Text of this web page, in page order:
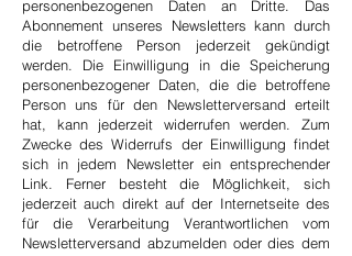
personenbezogenen Daten an Dritte. Das
Abonnement unseres Newsletters kann durch
die betroffene Person jederzeit gekündigt
werden. Die Einwilligung in die Speicherung
personenbezogener Daten, die die betroffene
Person uns für den Newsletterversand erteilt
hat, kann jederzeit widerrufen werden. Zum
Zwecke des Widerrufs der Einwilligung findet
sich in jedem Newsletter ein entsprechender
Link. Ferner besteht die Möglichkeit, sich
jederzeit auch direkt auf der Internetseite des
für die Verarbeitung Verantwortlichen vom
Newsletterversand abzumelden oder dies dem